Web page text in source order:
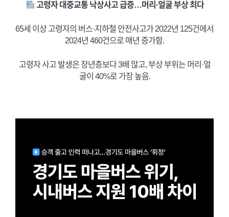
고령자 대중교통 낙상사고 급증…머리·얼굴 부상 최다
65세 이상 고령자의 버스·지하철 안전사고가 2022년 125건에서
2024년 460건으로 매년 증가함.
고령자 사고 발생은 장년층보다 3배 많고, 부상 부위는 머리·얼
굴이 40%로 가장 높음.